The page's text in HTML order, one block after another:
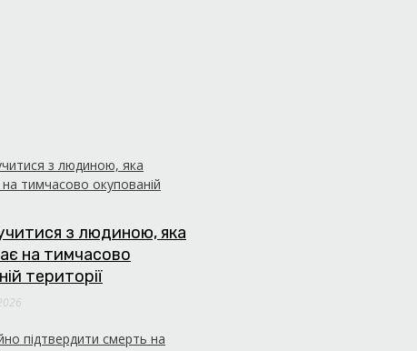
з людиною, яка
на тимчасово
території